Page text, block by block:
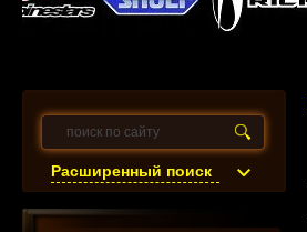
Расширенный поиск